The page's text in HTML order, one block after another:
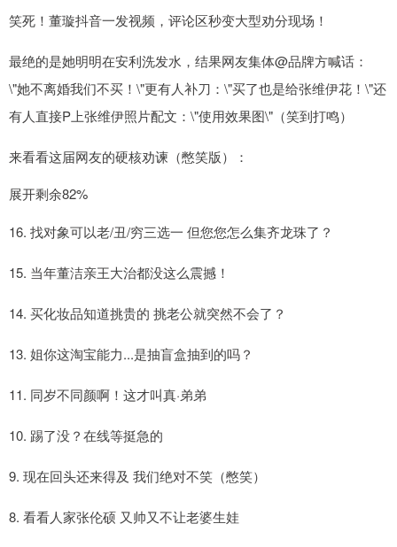
笑死！董璇抖音一发视频，评论区秒变大型劝分现场！
最绝的是她明明在安利洗发水，结果网友集体@品牌方喊话：
\"她不离婚我们不买！\"更有人补刀：\"买了也是给张维伊花！\"还
有人直接P上张维伊照片配文：\"使用效果图\"（笑到打鸣）
来看看这届网友的硬核劝谏（憋笑版）：
展开剩余82%
16. 找对象可以老/丑/穷三选一 但您您怎么集齐龙珠了？
15. 当年董洁亲王大治都没这么震撼！
14. 买化妆品知道挑贵的 挑老公就突然不会了？
13. 姐你这淘宝能力...是抽盲盒抽到的吗？
11. 同岁不同颜啊！这才叫真·弟弟
10. 踢了没？在线等挺急的
9. 现在回头还来得及 我们绝对不笑（憋笑）
8. 看看人家张伦硕 又帅又不让老婆生娃